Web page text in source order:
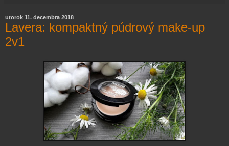
utorok 11. decembra 2018
Lavera: kompaktný púdrový make-up
2v1